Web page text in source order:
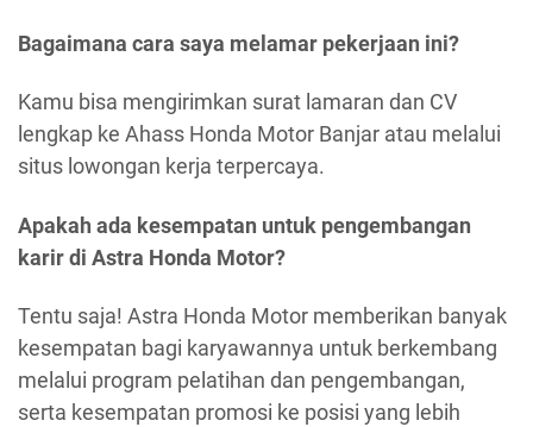
Bagaimana cara saya melamar pekerjaan ini?
Kamu bisa mengirimkan surat lamaran dan CV
lengkap ke Ahass Honda Motor Banjar atau melalui
situs lowongan kerja terpercaya.
Apakah ada kesempatan untuk pengembangan
karir di Astra Honda Motor?
Tentu saja! Astra Honda Motor memberikan banyak
kesempatan bagi karyawannya untuk berkembang
melalui program pelatihan dan pengembangan,
serta kesempatan promosi ke posisi yang lebih